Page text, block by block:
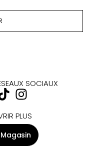
SOCIAUX
PLUS